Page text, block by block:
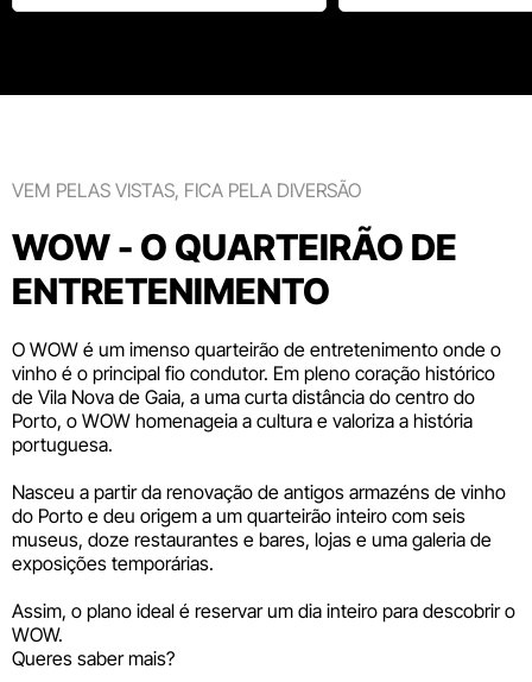
VEM PELAS VISTAS, FICA PELA DIVERSÃO
WOW - O QUARTEIRÃO DE
ENTRETENIMENTO
O WOW é um imenso quarteirão de entretenimento onde o
vinho é o principal fio condutor. Em pleno coração histórico
de Vila Nova de Gaia, a uma curta distância do centro do
Porto, o WOW homenageia a cultura e valoriza a história
portuguesa.
Nasceu a partir da renovação de antigos armazéns de vinho
do Porto e deu origem a um quarteirão inteiro com seis
museus, doze restaurantes e bares, lojas e uma galeria de
exposições temporárias.
Assim, o plano ideal é reservar um dia inteiro para descobrir o
WOW.
Queres saber mais?